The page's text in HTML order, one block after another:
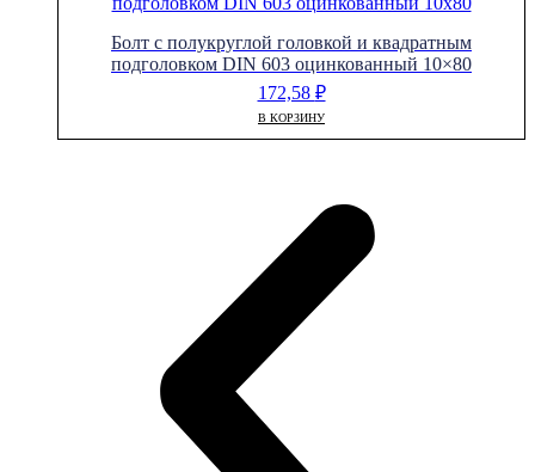
Болт с полукруглой головкой и квадратным
подголовком DIN 603 оцинкованный 10×80
172,58 ₽
В КОРЗИНУ